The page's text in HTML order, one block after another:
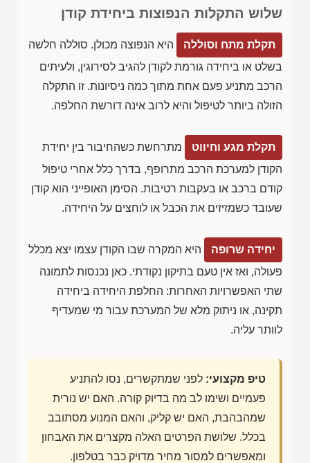
שלוש התקלות הנפוצות ביחידת קודן
תקלת מתח וסוללה
היא הנפוצה מכולן. סוללה חלשה
בשלט או ביחידה גורמת לקודן להגיב לסירוגין, ולעיתים
הרכב מתניע פעם אחת מתוך כמה ניסיונות. זו התקלה
הזולה ביותר לטיפול והיא לרוב אינה דורשת החלפה.
תקלת מגע וחיווט
מתרחשת כשהחיבור בין יחידת
הקודן למערכת הרכב מתרופף, בדרך כלל אחרי טיפול
קודם ברכב או בעקבות רטיבות. הסימן האופייני הוא קודן
שעובד כשמזיזים את הכבל או לוחצים על היחידה.
יחידה שרופה
היא המקרה שבו הקודן עצמו יצא מכלל
פעולה, ואז אין טעם בתיקון נקודתי. כאן נכנסות לתמונה
שתי האפשרויות האחרות: החלפת היחידה ביחידה
תקינה, או ניתוק מלא של המערכת עבור מי שמעדיף
לוותר עליה.
טיפ מקצועי: לפני שמתקשרים, נסו להתניע
פעמיים ושימו לב מה בדיוק קורה. האם יש נורית
שמהבהבת, האם יש קליק, והאם המנוע מסתובב
בכלל. שלושת הפרטים האלה מקצרים את האבחון
ומאפשרים למסור מחיר מדויק כבר בטלפון.